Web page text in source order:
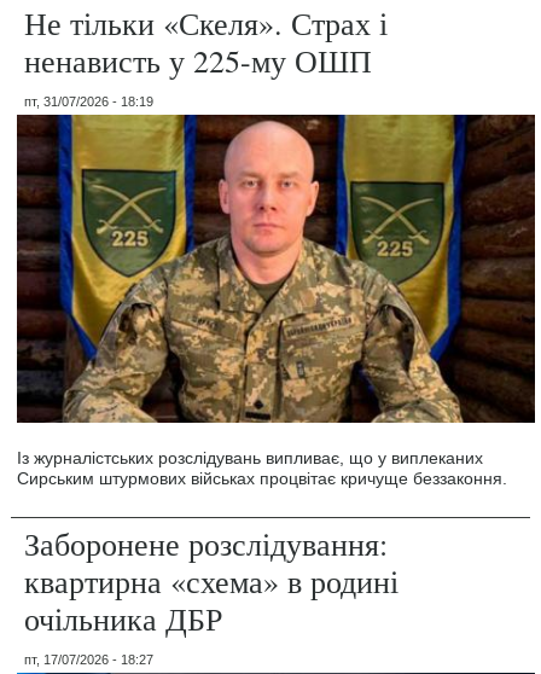
Не тільки «Скеля». Страх і
ненависть у 225-му ОШП
пт, 31/07/2026 - 18:19
Із журналістських розслідувань випливає, що у виплеканих
Сирським штурмових військах процвітає кричуще беззаконня.
Заборонене розслідування:
квартирна «схема» в родині
очільника ДБР
пт, 17/07/2026 - 18:27